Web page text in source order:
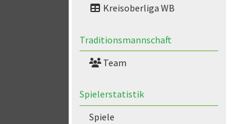
Kreisoberliga WB
Traditionsmannschaft
Team
Spielerstatistik
Spiele